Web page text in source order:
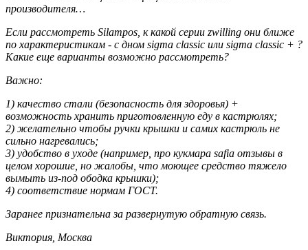
производителя…
Если рассмотреть Silampos, к какой серии zwilling они ближе
по характеристикам - с дном sigma classic или sigma classic + ?
Какие еще варианты возможно рассмотреть?
Важно:
1) качество стали (безопасность для здоровья) +
возможность хранить приготовленную еду в кастрюлях;
2) желательно чтобы ручки крышки и самих кастрюль не
сильно нагревались;
3) удобство в уходе (например, про кукмара safia отзывы в
целом хорошие, но жалобы, что моющее средство тяжело
вымыть из-под ободка крышки);
4) соответствие нормам ГОСТ.
Заранее признательна за развернутую обратную связь.
Виктория, Москва